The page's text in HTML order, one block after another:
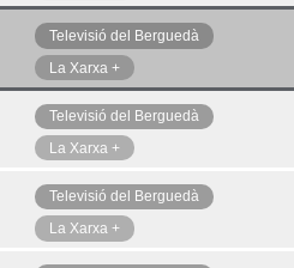
Televisió del Berguedà
La Xarxa +
Televisió del Berguedà
La Xarxa +
Televisió del Berguedà
La Xarxa +